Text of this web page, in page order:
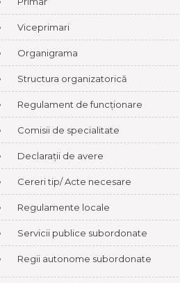
Viceprimari
Organigrama
Structura organizatorică
Regulament de funcționare
Comisii de specialitate
Declarații de avere
Cereri tip/ Acte necesare
Regulamente locale
Servicii publice subordonate
Regii autonome subordonate